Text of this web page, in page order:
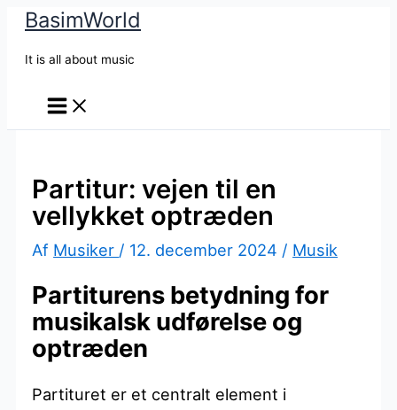
BasimWorld
It is all about music
Partitur: vejen til en
vellykket optræden
Af Musiker / 12. december 2024 / Musik
Partiturens betydning for
musikalsk udførelse og
optræden
Partituret er et centralt element i